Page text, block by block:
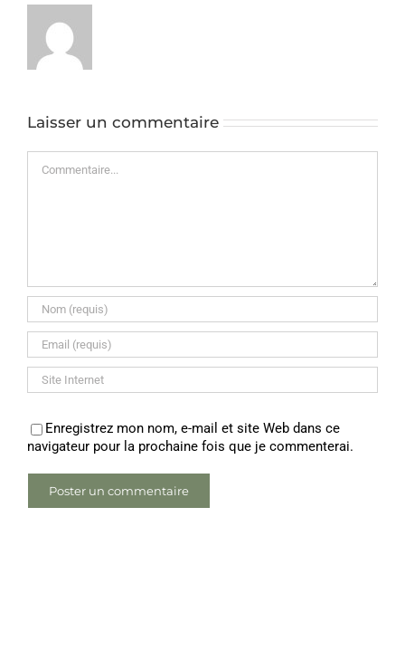
Laisser un commentaire
Enregistrez mon nom, e-mail et site Web dans ce
navigateur pour la prochaine fois que je commenterai.